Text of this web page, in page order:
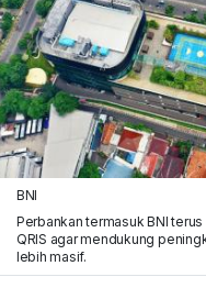
BNI
Perbankan termasuk BNI
QRIS agar mendukung
lebih masif.